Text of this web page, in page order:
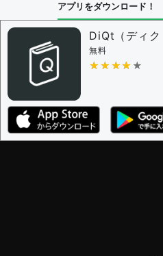
アプリをダウンロード！
DiQt（ディク
無料
★★★★★
★★★★★